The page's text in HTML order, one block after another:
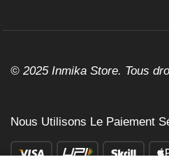
© 2025 Inmika Store. Tous
Nous Utilisons Le Paiement